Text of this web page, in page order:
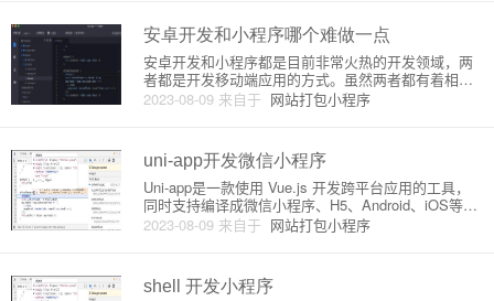
使用。小程序具有轻便、
安卓开发和小程序哪个难做一点
2023-08-09 来自于 网站打包小程序
安卓开发和小程序都是目前非常火热的开发领域，两
者都是开发移动端应用的方式。虽然两者都有着相似
的功能和用户体验，但是两种开发方式还是有一定的
差异。接下来我会从两者的原理、技术难点、开发难
基于 Java 语言和
uni-app开发微信小程序
2023-08-09 来自于 网站打包小程序
Uni-app是一款使用 Vue.js 开发跨平台应用的工具，
同时支持编译成微信小程序、H5、Android、iOS等多
个平台的应用。Uni-app对于开发者来说有很多优点：
1.无需学习多个开发语言，只需要掌握 Vue.js ，就可
shell 开发小程序